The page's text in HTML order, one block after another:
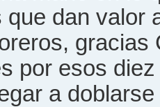
que dan valor
gracias
por esos
a